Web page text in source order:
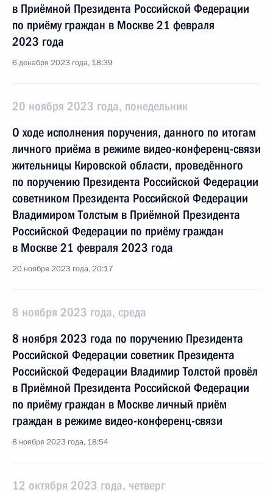
в Приёмной Президента Российской Федерации
по приёму граждан в Москве 21 февраля
2023 года
6 декабря 2023 года, 18:39
20 ноября 2023 года, понедельник
О ходе исполнения поручения, данного по итогам
личного приёма в режиме видео-конференц-связи
жительницы Кировской области, проведённого
по поручению Президента Российской Федерации
советником Президента Российской Федерации
Владимиром Толстым в Приёмной Президента
Российской Федерации по приёму граждан
в Москве 21 февраля 2023 года
20 ноября 2023 года, 20:17
8 ноября 2023 года, среда
8 ноября 2023 года по поручению Президента
Российской Федерации советник Президента
Российской Федерации Владимир Толстой провёл
в Приёмной Президента Российской Федерации
по приёму граждан в Москве личный приём
граждан в режиме видео-конференц-связи
8 ноября 2023 года, 18:54
12 октября 2023 года, четверг